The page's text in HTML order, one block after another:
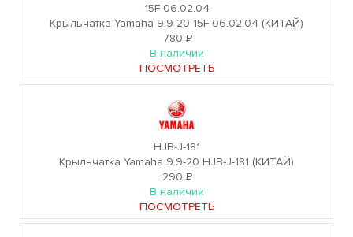
15F-06.02.04
Крыльчатка Yamaha 9.9-20 15F-06.02.04 (КИТАЙ)
780 Р
В наличии
ПОСМОТРЕТЬ
HJB-J-181
Крыльчатка Yamaha 9.9-20 HJB-J-181 (КИТАЙ)
290Р
В наличии
ПОСМОТРЕТЬ